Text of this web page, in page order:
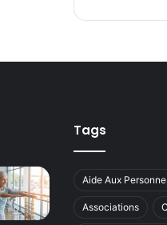
Tags
Aide Aux
Associations